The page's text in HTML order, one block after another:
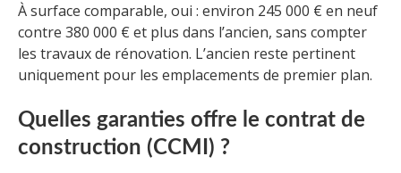
À surface comparable, oui : environ 245 000 € en neuf
contre 380 000 € et plus dans l’ancien, sans compter
les travaux de rénovation. L’ancien reste pertinent
uniquement pour les emplacements de premier plan.
Quelles garanties offre le contrat de
construction (CCMI) ?